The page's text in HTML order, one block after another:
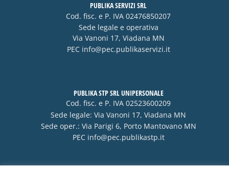
PUBLIKA SERVIZI SRL
Cod. fisc. e P. IVA 02476850207
Sede legale e operativa
Via Vanoni 17, Viadana MN
PEC info@pec.publikaservizi.it
PUBLIKA STP SRL UNIPERSONALE
Cod. fisc. e P. IVA 02523600209
Sede legale: Via Vanoni 17, Viadana MN
Sede oper.: Via Parigi 6, Porto Mantovano MN
PEC info@pec.publikastp.it